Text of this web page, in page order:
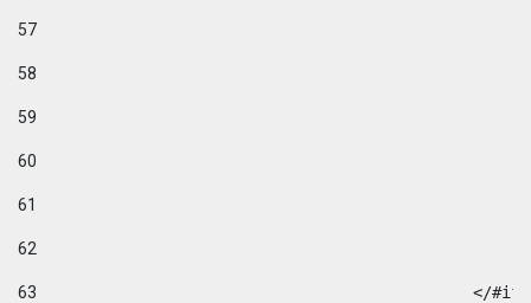
57
58
59
60
61
62
63